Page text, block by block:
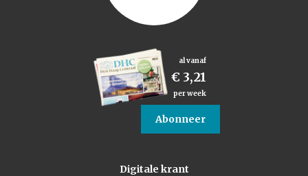
al vanaf
€ 3,21
per week
Abonneer
Digitale krant